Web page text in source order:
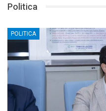
Politica
POLITICA